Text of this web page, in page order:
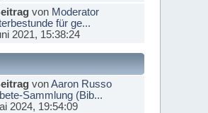
von Moderator
für ge...
2021, 15:38:24
vonAaron Russo
Sammlung (Bib...
2024, 19:54:09